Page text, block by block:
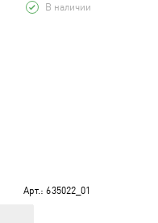
В наличии
Арт.: 635022_01